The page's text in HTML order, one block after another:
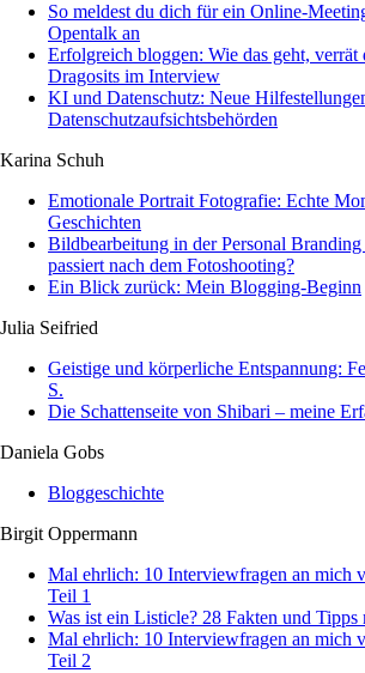
So meldest du dich für ein Online-
Opentalk an
Erfolgreich bloggen: Wie das geht, verrät
Dragosits im Interview
KI und Datenschutz: Neue
Datenschutzaufsichtsbehörden
Karina Schuh
Emotionale Portrait Fotografie: Echte
Geschichten
Bildbearbeitung in der Personal
passiert nach dem Fotoshooting?
Ein Blick zurück: Mein Blogging-Beginn
Julia Seifried
Geistige und körperliche Entspannung:
S.
Die Schattenseite von Shibari – meine
Daniela Gobs
Bloggeschichte
Birgit Oppermann
Mal ehrlich: 10 Interviewfragen an mich
Teil 1
Was ist ein Listicle? 28 Fakten und
Mal ehrlich: 10 Interviewfragen an mich
Teil 2